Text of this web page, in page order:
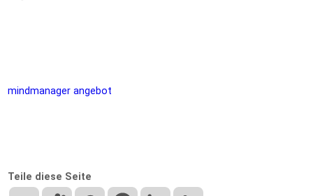
mindmanager angebot
Teile diese Seite